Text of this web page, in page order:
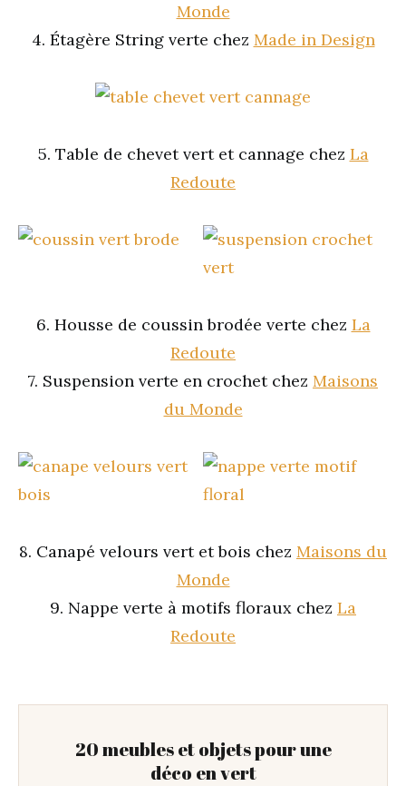
Monde
4. Étagère String verte chez Made in Design
5. Table de chevet vert et cannage chez La
Redoute
6. Housse de coussin brodée verte chez La
Redoute
7. Suspension verte en crochet chez Maisons
du Monde
8. Canapé velours vert et bois chez Maisons du
Monde
9. Nappe verte à motifs floraux chez La
Redoute
20 meubles et objets pour une
déco en vert